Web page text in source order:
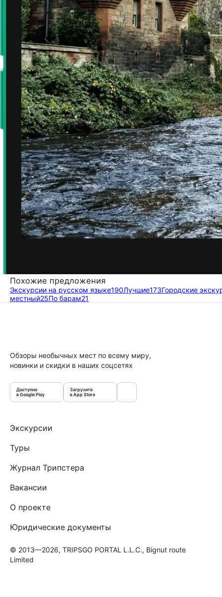
Похожие предложения
Экскурсии на русском языке190Лучшие173Городские
местный25По барам21
Обзоры необычных мест по всему миру,
новинки и скидки в наших соцсетях
Доступно
в Google Play
Загрузите
в App Store
Экскурсии
Туры
Журнал Трипстера
Вакансии
О проекте
Юридические документы
© 2013—2026, TRIPSGO PORTAL L.L.C., Bignut route
Limited